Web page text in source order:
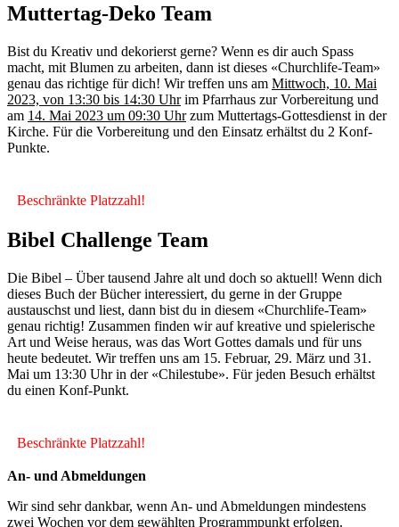
Muttertag-Deko Team
Bist du Kreativ und dekorierst gerne? Wenn es dir auch Spass
macht, mit Blumen zu arbeiten, dann ist dieses «Churchlife-Team»
genau das richtige für dich! Wir treffen uns am Mittwoch, 10. Mai
2023, von 13:30 bis 14:30 Uhrim Pfarrhaus zur Vorbereitung und
am 14. Mai 2023 um 09:30 Uhrzum Muttertags-Gottesdienst in der
Kirche. Für die Vorbereitung und den Einsatz erhältst du 2 Konf-
Punkte.
Beschränkte Platzzahl!
Bibel Challenge Team
Die Bibel – Über tausend Jahre alt und doch so aktuell! Wenn dich
dieses Buch der Bücher interessiert, du gerne in der Gruppe
austauschst und liest, dann bist du in diesem «Churchlife-Team»
genau richtig! Zusammen finden wir auf kreative und spielerische
Art und Weise heraus, was das Wort Gottes damals und für uns
heute bedeutet. Wir treffen uns am 15. Februar, 29. März und 31.
Mai um 13:30 Uhr in der «Chilestube». Für jeden Besuch erhältst
du einen Konf-Punkt.
Beschränkte Platzzahl!
An- und Abmeldungen
Wir sind sehr dankbar, wenn An- und Abmeldungen mindestens
zwei Wochen vor dem gewählten Programmpunkt erfolgen.